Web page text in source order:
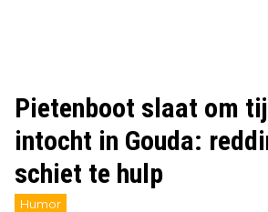
Pietenboot slaat om
intocht in Gouda:
schiet te hulp
Humor